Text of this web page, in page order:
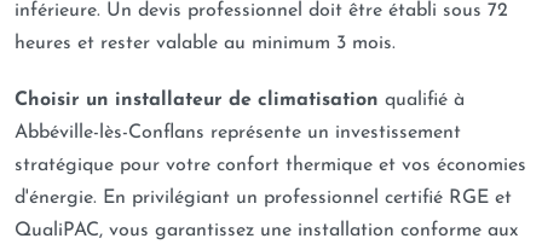
inférieure. Un devis professionnel doit être établi sous 72
heures et rester valable au minimum 3 mois.
Choisir un installateur de climatisation qualifié à
Abbéville-lès-Conflans représente un investissement
stratégique pour votre confort thermique et vos économies
d'énergie. En privilégiant un professionnel certifié RGE et
QualiPAC, vous garantissez une installation conforme aux